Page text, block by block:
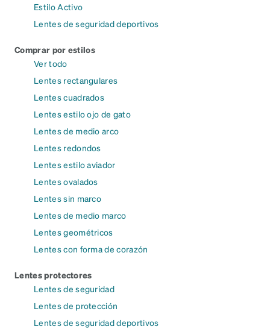
Estilo Activo
Lentes de seguridad deportivos
Comprar por estilos
Ver todo
Lentes rectangulares
Lentes cuadrados
Lentes estilo ojo de gato
Lentes de medio arco
Lentes redondos
Lentes estilo aviador
Lentes ovalados
Lentes sin marco
Lentes de medio marco
Lentes geométricos
Lentes con forma de corazón
Lentes protectores
Lentes de seguridad
Lentes de protección
Lentes de seguridad deportivos